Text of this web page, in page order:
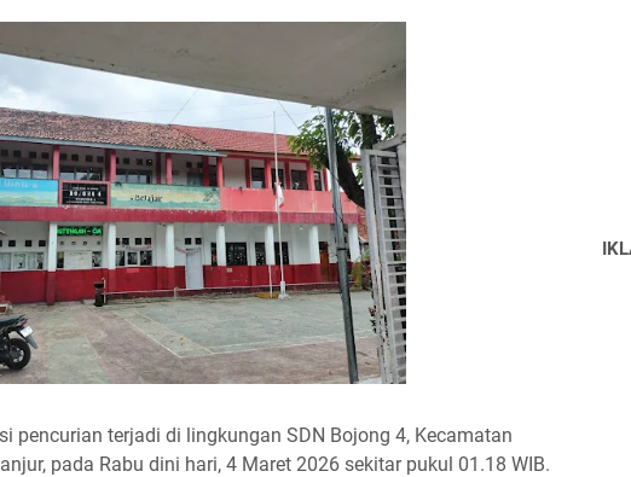
pencurian terjadi di lingkungan SDN Bojong 4, Kecamatan
pada Rabu dini hari, 4 Maret 2026 sekitar pukul 01.18 WIB.